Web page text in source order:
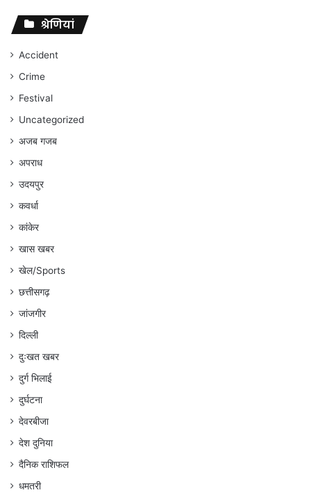
संघर्ष
जारी
रहेगा
अंकित
गौरहा
श्रेणियां
Accident
Crime
Festival
Uncategorized
अजब गजब
अपराध
उदयपुर
कवर्धा
कांकेर
खास खबर
खेल/Sports
छत्तीसगढ़
जांजगीर
दिल्ली
दुःखत खबर
दुर्ग भिलाई
दुर्घटना
देवरबीजा
देश दुनिया
दैनिक राशिफल
धमतरी